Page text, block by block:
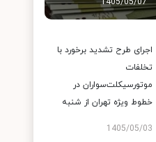
اجرای طرح تشدید برخورد با
تخلفات
موتورسیکلت‌سواران در
خطوط ویژه تهران از شنبه
1405/05/03